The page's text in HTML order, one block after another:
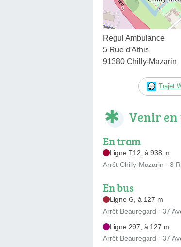
Regul Ambulance
5 Rue d'Athis
91380 Chilly-Mazarin
Trajet
Venir
En tram
Ligne T12, à 938 m
Arrêt Chilly-Mazarin - 3
En bus
Ligne G, à 127 m
Arrêt Beauregard - 37
Ligne 297, à 127 m
Arrêt Beauregard - 37